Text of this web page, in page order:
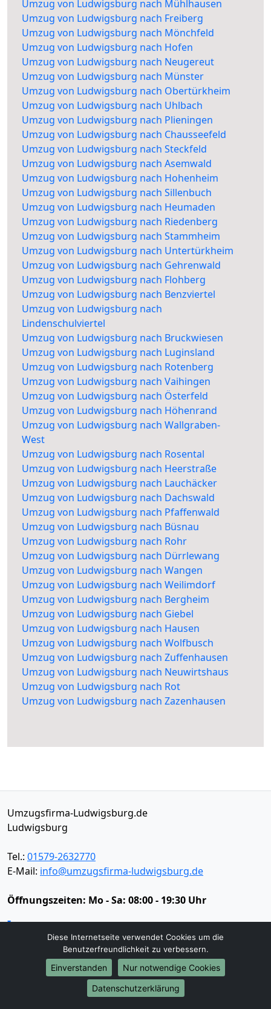
Umzug von Ludwigsburg nach Mühlhausen
Umzug von Ludwigsburg nach Freiberg
Umzug von Ludwigsburg nach Mönchfeld
Umzug von Ludwigsburg nach Hofen
Umzug von Ludwigsburg nach Neugereut
Umzug von Ludwigsburg nach Münster
Umzug von Ludwigsburg nach Obertürkheim
Umzug von Ludwigsburg nach Uhlbach
Umzug von Ludwigsburg nach Plieningen
Umzug von Ludwigsburg nach Chausseefeld
Umzug von Ludwigsburg nach Steckfeld
Umzug von Ludwigsburg nach Asemwald
Umzug von Ludwigsburg nach Hohenheim
Umzug von Ludwigsburg nach Sillenbuch
Umzug von Ludwigsburg nach Heumaden
Umzug von Ludwigsburg nach Riedenberg
Umzug von Ludwigsburg nach Stammheim
Umzug von Ludwigsburg nach Untertürkheim
Umzug von Ludwigsburg nach Gehrenwald
Umzug von Ludwigsburg nach Flohberg
Umzug von Ludwigsburg nach Benzviertel
Umzug von Ludwigsburg nach
Lindenschulviertel
Umzug von Ludwigsburg nach Bruckwiesen
Umzug von Ludwigsburg nach Luginsland
Umzug von Ludwigsburg nach Rotenberg
Umzug von Ludwigsburg nach Vaihingen
Umzug von Ludwigsburg nach Österfeld
Umzug von Ludwigsburg nach Höhenrand
Umzug von Ludwigsburg nach Wallgraben-
West
Umzug von Ludwigsburg nach Rosental
Umzug von Ludwigsburg nach Heerstraße
Umzug von Ludwigsburg nach Lauchäcker
Umzug von Ludwigsburg nach Dachswald
Umzug von Ludwigsburg nach Pfaffenwald
Umzug von Ludwigsburg nach Büsnau
Umzug von Ludwigsburg nach Rohr
Umzug von Ludwigsburg nach Dürrlewang
Umzug von Ludwigsburg nach Wangen
Umzug von Ludwigsburg nach Weilimdorf
Umzug von Ludwigsburg nach Bergheim
Umzug von Ludwigsburg nach Giebel
Umzug von Ludwigsburg nach Hausen
Umzug von Ludwigsburg nach Wolfbusch
Umzug von Ludwigsburg nach Zuffenhausen
Umzug von Ludwigsburg nach Neuwirtshaus
Umzug von Ludwigsburg nach Rot
Umzug von Ludwigsburg nach Zazenhausen
Umzugsfirma-Ludwigsburg.de
Ludwigsburg
Tel.: 01579-2632770
E-Mail: info@umzugsfirma-ludwigsburg.de
Öffnungszeiten: Mo - Sa: 08:00 - 19:30 Uhr
Impressum
Datenschutz
Umzugsservice
Diese Internetseite verwendet Cookies um die
Benutzerfreundlichkeit zu verbessern.
Einverstanden
Nur notwendige Cookies
Datenschutzerklärung